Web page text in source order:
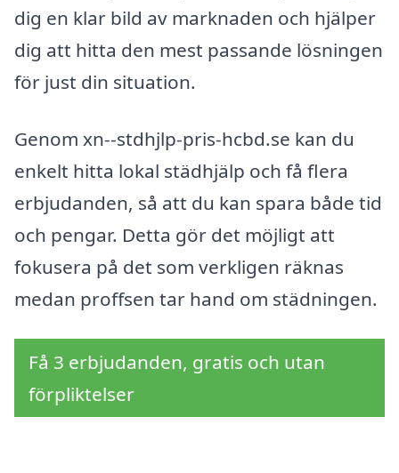
dig en klar bild av marknaden och hjälper
dig att hitta den mest passande lösningen
för just din situation.
Genom xn--stdhjlp-pris-hcbd.se kan du
enkelt hitta lokal städhjälp och få flera
erbjudanden, så att du kan spara både tid
och pengar. Detta gör det möjligt att
fokusera på det som verkligen räknas
medan proffsen tar hand om städningen.
Få 3 erbjudanden, gratis och utan
förpliktelser